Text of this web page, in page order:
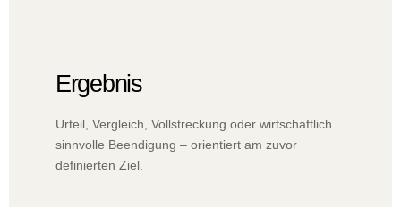
Ergebnis
Urteil, Vergleich, Vollstreckung oder wirtschaftlich
sinnvolle Beendigung – orientiert am zuvor
definierten Ziel.